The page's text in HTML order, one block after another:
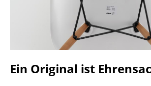
Sekretäre & PC-Tische
Konferenztische
Stehtische & Stehpulte
Kindertische
Ein Original ist